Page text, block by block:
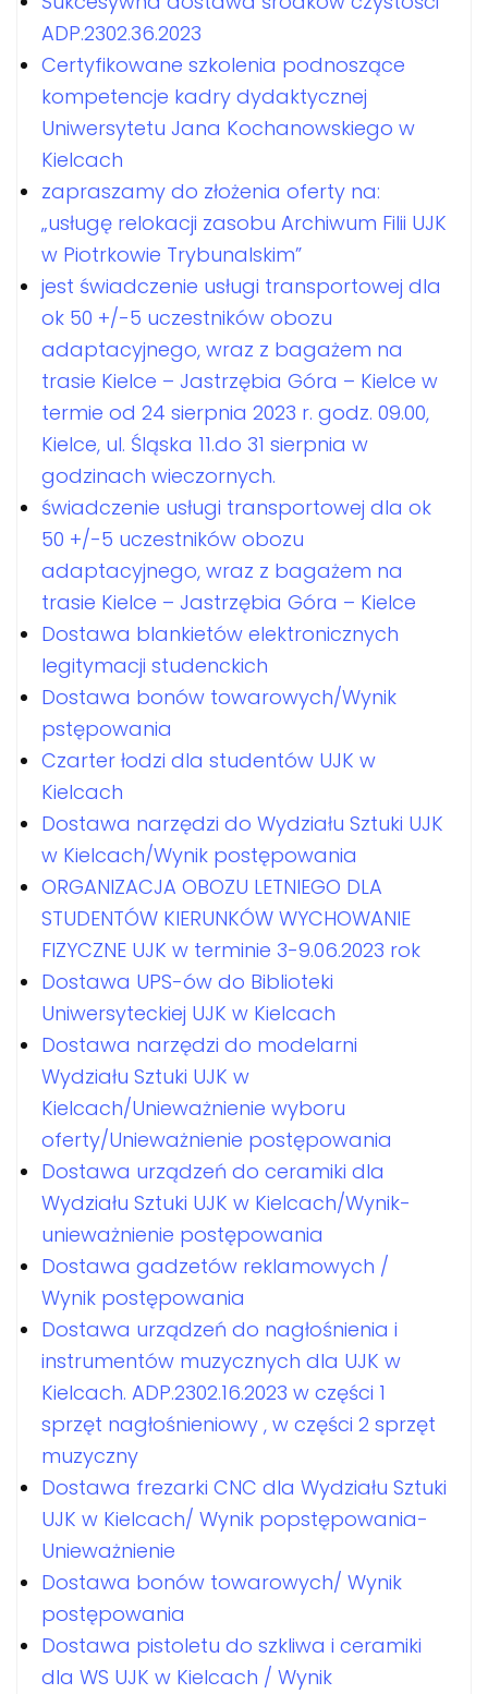
ADP.2302.36.2023
Certyfikowane szkolenia podnoszące
kompetencje kadry dydaktycznej
Uniwersytetu Jana Kochanowskiego w
Kielcach
zapraszamy do złożenia oferty na:
„usługę relokacji zasobu Archiwum Filii UJK
w Piotrkowie Trybunalskim”
jest świadczenie usługi transportowej dla
ok 50 +/-5 uczestników obozu
adaptacyjnego, wraz z bagażem na
trasie Kielce – Jastrzębia Góra – Kielce w
termie od 24 sierpnia 2023 r. godz. 09.00,
Kielce, ul. Śląska 11.do 31 sierpnia w
godzinach wieczornych.
świadczenie usługi transportowej dla ok
50 +/-5 uczestników obozu
adaptacyjnego, wraz z bagażem na
trasie Kielce – Jastrzębia Góra – Kielce
Dostawa blankietów elektronicznych
legitymacji studenckich
Dostawa bonów towarowych/Wynik
pstępowania
Czarter łodzi dla studentów UJK w
Kielcach
Dostawa narzędzi do Wydziału Sztuki UJK
w Kielcach/Wynik postępowania
ORGANIZACJA OBOZU LETNIEGO DLA
STUDENTÓW KIERUNKÓW WYCHOWANIE
FIZYCZNE UJK w terminie 3-9.06.2023 rok
Dostawa UPS-ów do Biblioteki
Uniwersyteckiej UJK w Kielcach
Dostawa narzędzi do modelarni
Wydziału Sztuki UJK w
Kielcach/Unieważnienie wyboru
oferty/Unieważnienie postępowania
Dostawa urządzeń do ceramiki dla
Wydziału Sztuki UJK w Kielcach/Wynik-
unieważnienie postępowania
Dostawa gadzetów reklamowych /
Wynik postępowania
Dostawa urządzeń do nagłośnienia i
instrumentów muzycznych dla UJK w
Kielcach. ADP.2302.16.2023 w części 1
sprzęt nagłośnieniowy , w części 2 sprzęt
muzyczny
Dostawa frezarki CNC dla Wydziału Sztuki
UJK w Kielcach/ Wynik popstępowania-
Unieważnienie
Dostawa bonów towarowych/ Wynik
postępowania
Dostawa pistoletu do szkliwa i ceramiki
dla WS UJK w Kielcach / Wynik